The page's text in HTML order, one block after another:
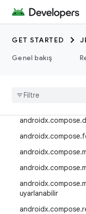
GET STARTED
Genel bakış
androidx.car
androidx.car.app
androidx.cardview
androidx.compose.
androidx.compose.
androidx.compose.
androidx.compose.
androidx.compose.
uyarlanabilir
androidx.compose.